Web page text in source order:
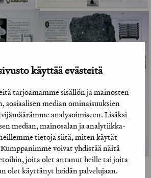
käyttää evästeitä
tarjoamamme sisällön ja mainosten
sosiaalisen median ominaisuuksien
analysoimiseen. Lisäksi
median, mainosalan ja analytiikka-
tietoja siitä, miten käytät
voivat yhdistää näitä
joita olet antanut heille tai joita
olet käyttänyt heidän palvelujaan.
henkilöt / tahot: